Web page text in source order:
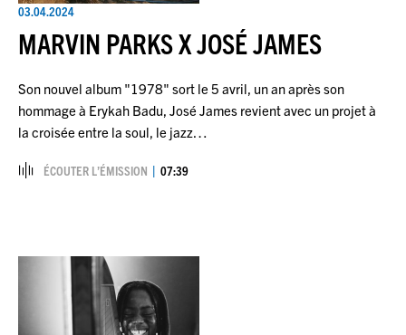
03.04.2024
MARVIN PARKS X JOSÉ JAMES
Son nouvel album "1978" sort le 5 avril, un an après son
hommage à Erykah Badu, José James revient avec un projet à
la croisée entre la soul, le jazz…
ÉCOUTER L’ÉMISSION 07:39